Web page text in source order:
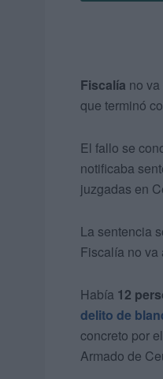
Fiscalía no
que terminó
El fallo se
notificaba
juzgadas en
La sentencia
Fiscalía no va
Había 12
delito de
concreto por el
Armado de